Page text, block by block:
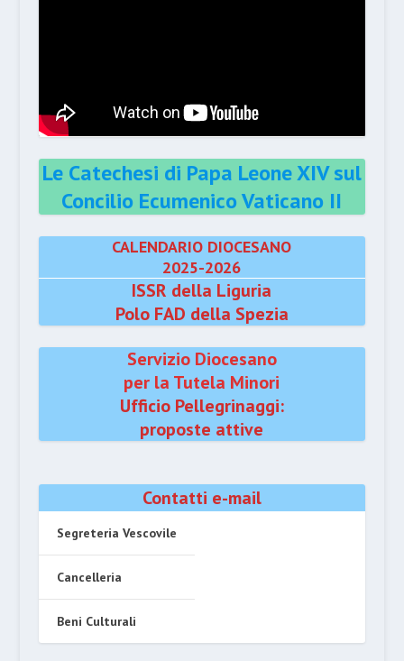
Le Catechesi di Papa Leone XIV sul
Concilio Ecumenico Vaticano II
CALENDARIO DIOCESANO
2025-2026
ISSR della Liguria
Polo FAD della Spezia
Servizio Diocesano
per la Tutela Minori
Ufficio Pellegrinaggi:
proposte attive
Contatti e-mail
Segreteria Vescovile
Cancelleria
Beni Culturali